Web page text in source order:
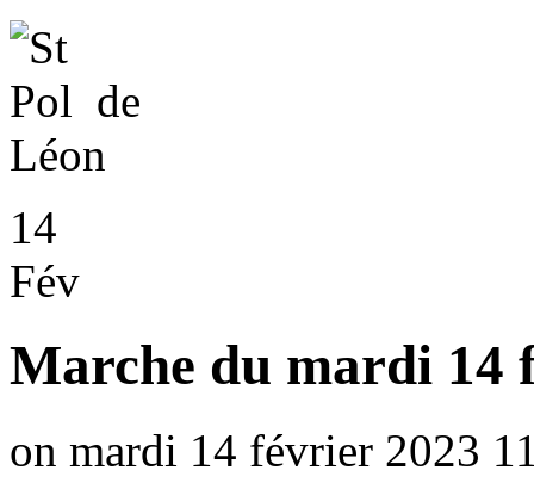
14
Fév
Marche du mardi 14
on mardi 14 février 2023